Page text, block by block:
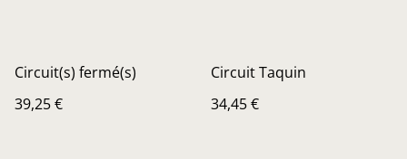
Circuit(s) fermé(s)
39,25 €
Circuit Taquin
34,45 €